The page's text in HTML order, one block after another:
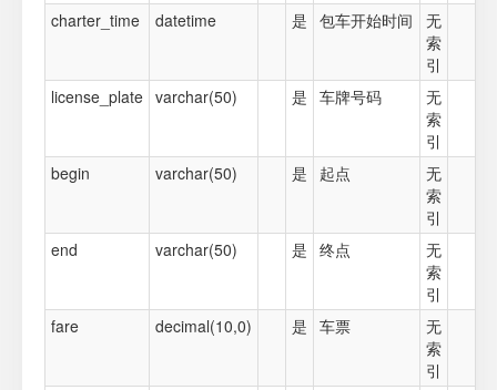
charter_time
datetime 是 包车开始时间
无
索
引
license_plate varchar(50) 是 车牌号码
无
索
引
begin
varchar(50) 是 起点
无
索
引
end
varchar(50) 是 终点
无
索
引
fare
decimal(10,0) 是 车票
无
索
引